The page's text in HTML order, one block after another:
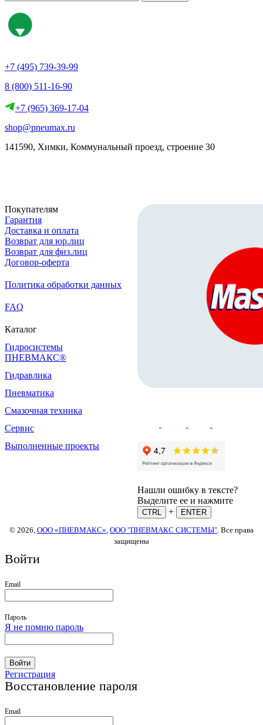
+7 (495) 739-39-99
8 (800) 511-16-90
+7 (965) 369-17-04
shop@pneumax.ru
141590, Химки, Коммунальный проезд, строение 30
Покупателям
Гарантия
Доставка и оплата
Возврат для юр.лиц
Возврат для физ.лиц
Договор-оферта
Политика обработки данных
FAQ
Каталог
Гидросистемы
ПНЕВМАКС®
Гидравлика
Пневматика
Смазочная техника
Сервис
Выполненные проекты
Нашли ошибку в тексте?
Выделите ее и нажмите
CTRL +
ENTER
© 2026, ООО «ПНЕВМАКС» ООО "ПНЕВМАКС СИСТЕМЫ" . Все права
защищены
Войти
Email
Пароль
Я не помню пароль
Войти
Регистрация
Восстановление пароля
Email